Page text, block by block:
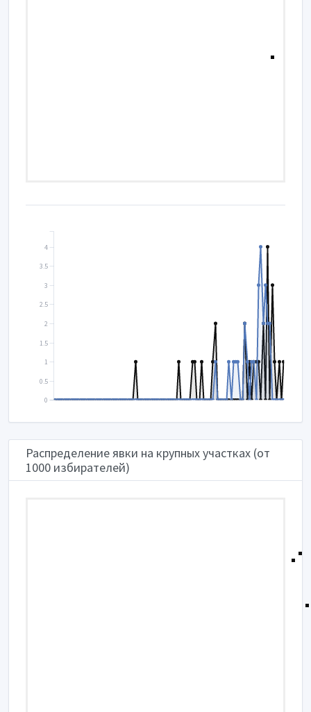
0
0.5
1
1.5
2
2.5
3
3.5
4
Распределение явки на крупных участках (от
1000 избирателей)